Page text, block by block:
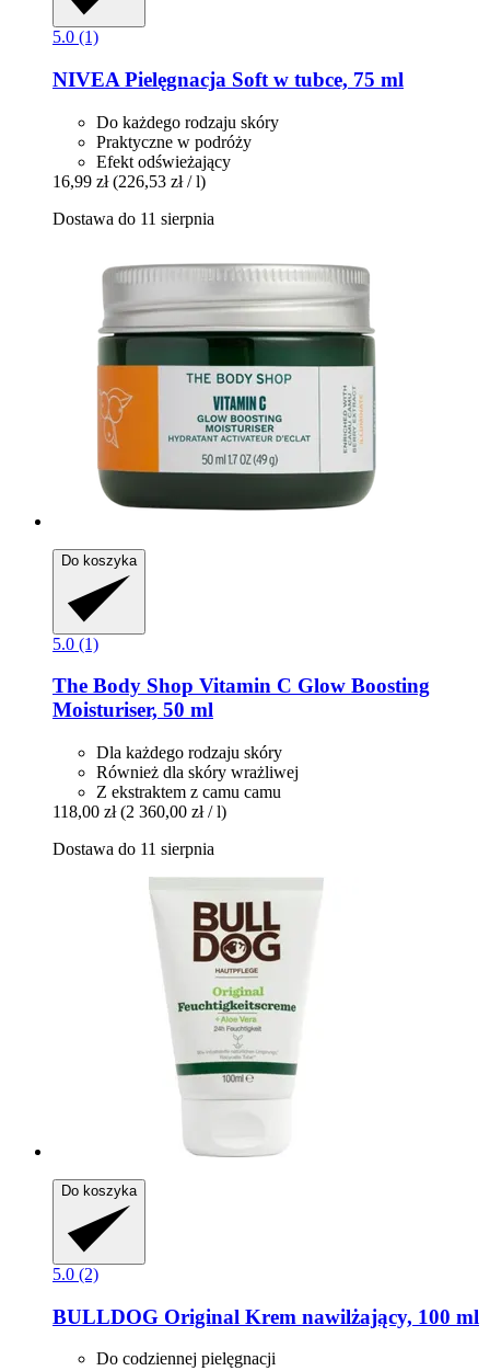
5.0 (1)
NIVEA Pielęgnacja Soft w tubce, 75 ml
Do każdego rodzaju skóry
Praktyczne w podróży
Efekt odświeżający
16,99 zł (226,53 zł / l)
Dostawa do 11 sierpnia
Do koszyka
5.0 (1)
The Body Shop Vitamin C Glow Boosting
Moisturiser, 50 ml
Dla każdego rodzaju skóry
Również dla skóry wrażliwej
Z ekstraktem z camu camu
118,00 zł (2 360,00 zł / l)
Dostawa do 11 sierpnia
Do koszyka
5.0 (2)
BULLDOG Original Krem nawilżający, 100 ml
Do codziennej pielęgnacji